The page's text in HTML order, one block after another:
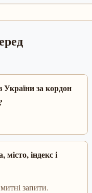
України за кордон
індекс і
запити.